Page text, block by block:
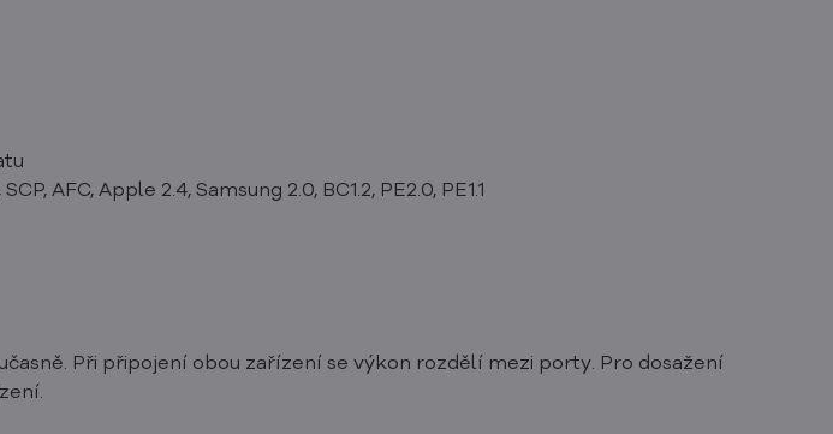
AFC, Apple 2.4, Samsung 2.0, BC1.2, PE2.0, PE1.1
Při připojení obou zařízení se výkon rozdělí mezi porty. Pro dosažení